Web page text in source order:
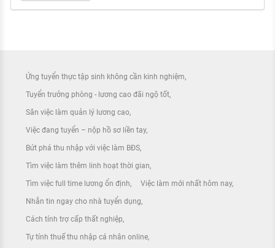
Ứng tuyển thực tập sinh không cần kinh nghiệm
Tuyển trưởng phòng - lương cao đãi ngộ tốt
Săn việc làm quản lý lương cao
Việc đang tuyển – nộp hồ sơ liền tay
Bứt phá thu nhập với việc làm BĐS
Tìm việc làm thêm linh hoạt thời gian
Tìm việc full time lương ổn định Việc làm mới nhất hôm nay
Nhắn tin ngay cho nhà tuyển dụng
Cách tính trợ cấp thất nghiệp
Tự tính thuế thu nhập cá nhân online